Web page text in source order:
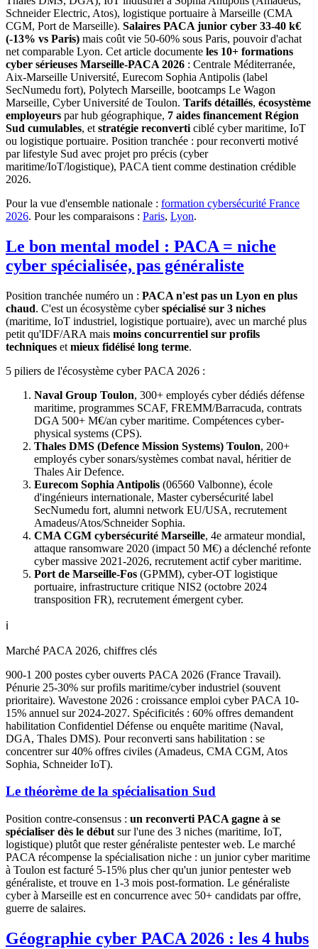
Schneider Electric, Atos), logistique portuaire à Marseille (CMA
CGM, Port de Marseille). Salaires PACA junior cyber 33-40 k€
(-13% vs Paris) mais coût vie 50-60% sous Paris, pouvoir d'achat
net comparable Lyon. Cet article documente les 10+ formations
cyber sérieuses Marseille-PACA 2026 : Centrale Méditerranée,
Aix-Marseille Université, Eurecom Sophia Antipolis (label
SecNumedu fort), Polytech Marseille, bootcamps Le Wagon
Marseille, Cyber Université de Toulon. Tarifs détaillés, écosystème
employeurs par hub géographique, 7 aides financement Région
Sud cumulables, et stratégie reconverti ciblé cyber maritime, IoT
ou logistique portuaire. Position tranchée : pour reconverti motivé
par lifestyle Sud avec projet pro précis (cyber
maritime/IoT/logistique), PACA tient comme destination crédible
2026.
Pour la vue d'ensemble nationale : formation cybersécurité France
2026. Pour les comparaisons : Paris, Lyon.
Le bon mental model : PACA = niche
cyber spécialisée, pas généraliste
Position tranchée numéro un : PACA n'est pas un Lyon en plus
chaud. C'est un écosystème cyberspécialisé sur 3 niches
(maritime, IoT industriel, logistique portuaire), avec un marché plus
petit qu'IDF/ARA mais moins concurrentiel sur profils
techniques et mieux fidélisé long terme.
5 piliers de l'écosystème cyber PACA 2026 :
Naval Group Toulon, 300+ employés cyber dédiés défense
maritime, programmes SCAF, FREMM/Barracuda, contrats
DGA 500+ M€/an cyber maritime. Compétences cyber-
physical systems (CPS).
Thales DMS (Defence Mission Systems) Toulon, 200+
employés cyber sonars/systèmes combat naval, héritier de
Thales Air Defence.
Eurecom Sophia Antipolis (06560 Valbonne), école
d'ingénieurs internationale, Master cybersécurité label
SecNumedu fort, alumni network EU/USA, recrutement
Amadeus/Atos/Schneider Sophia.
CMA CGM cybersécurité Marseille, 4e armateur mondial,
attaque ransomware 2020 (impact 50 M€) a déclenché refonte
cyber massive 2021-2026, recrutement actif cyber maritime.
Port de Marseille-Fos (GPMM), cyber-OT logistique
portuaire, infrastructure critique NIS2 (octobre 2024
transposition FR), recrutement émergent cyber.
ℹ️
Marché PACA 2026, chiffres clés
900-1 200 postes cyber ouverts PACA 2026 (France Travail).
Pénurie 25-30% sur profils maritime/cyber industriel (souvent
prioritaire). Wavestone 2026 : croissance emploi cyber PACA 10-
15% annuel sur 2024-2027. Spécificités : 60% offres demandent
habilitation Confidentiel Défense ou enquête maritime (Naval,
DGA, Thales DMS). Pour reconverti sans habilitation : se
concentrer sur 40% offres civiles (Amadeus, CMA CGM, Atos
Sophia, Schneider IoT).
Le théorème de la spécialisation Sud
Position contre-consensus : un reconverti PACA gagne à se
spécialiser dès le début sur l'une des 3 niches (maritime, IoT,
logistique) plutôt que rester généraliste pentester web. Le marché
PACA récompense la spécialisation niche : un junior cyber maritime
à Toulon est facturé 5-15% plus cher qu'un junior pentester web
généraliste, et trouve en 1-3 mois post-formation. Le généraliste
cyber à Marseille est en concurrence avec 50+ candidats par offre,
guerre de salaires.
Géographie cyber PACA 2026 : les 4 hubs